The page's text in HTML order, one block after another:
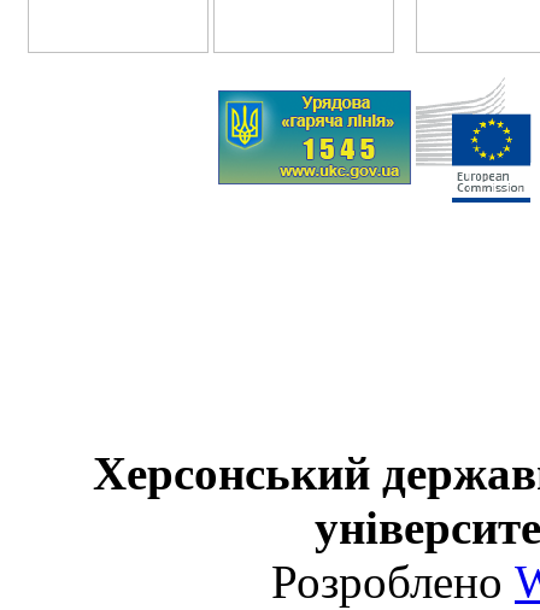
Херсонський
Розроблено